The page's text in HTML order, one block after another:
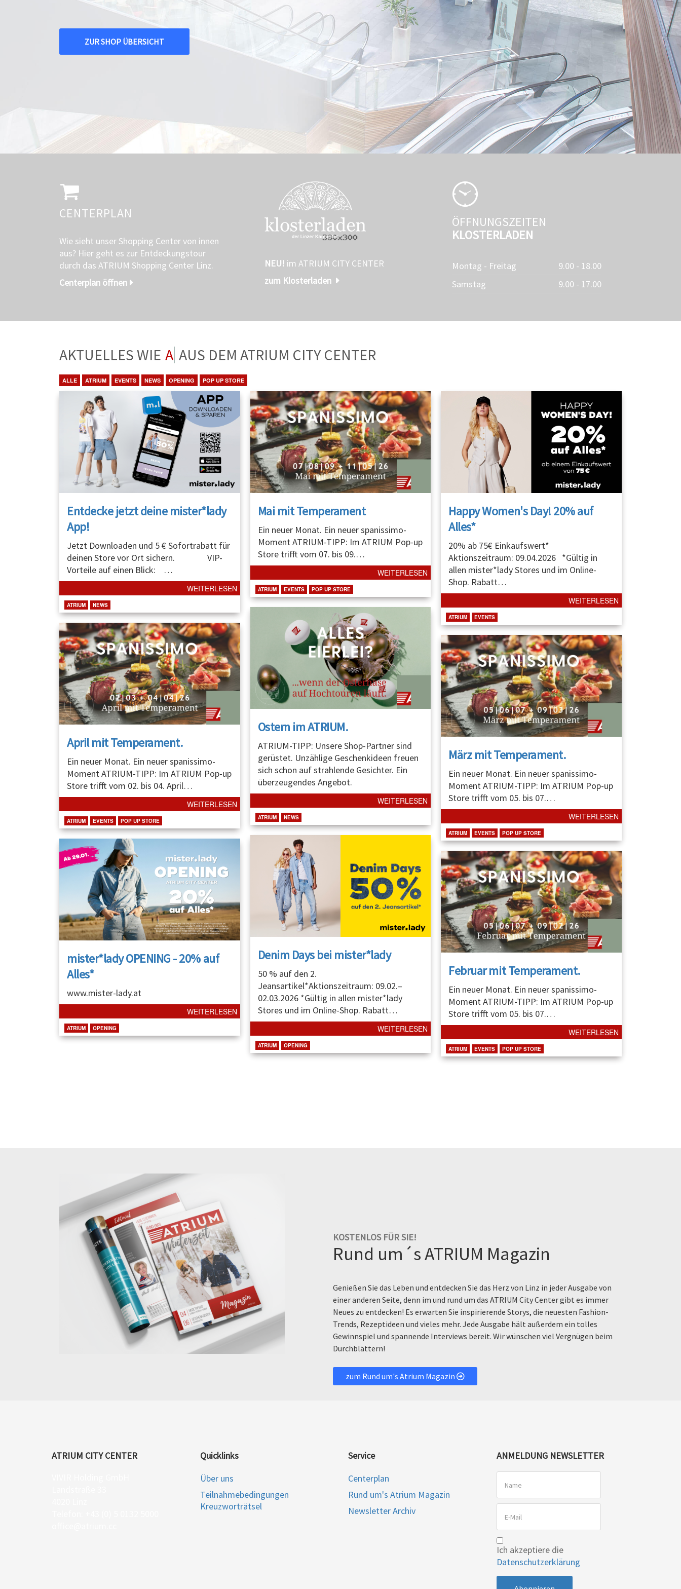
ZUR SHOP ÜBERSICHT
CENTERPLAN
Wie sieht unser Shopping Center von innen
aus? Hier geht es zur Entdeckungstour
durch das ATRIUM Shopping Center Linz.
Centerplan öffnen
NEU! im ATRIUM CITY CENTER
zum Klosterladen
ÖFFNUNGSZEITEN
KLOSTERLADEN
Montag - Freitag
9.00 - 18.00
Samstag
9.00 - 17.00
AKTUELLES WIE ANGEBOTE AUS DEM ATRIUM CITY CENTER
ALLE ATRIUM EVENTS NEWS OPENING POP UP STORE
Entdecke jetzt deine mister*lady
App!
Jetzt Downloaden und 5 € Sofortrabatt für
deinen Store vor Ort sichern. VIP-
Vorteile auf einen Blick: …
WEITERLESEN
ATRIUM NEWS
Mai mit Temperament
Ein neuer Monat. Ein neuer spanissimo-
Moment ATRIUM-TIPP: Im ATRIUM Pop-up
Store trifft vom 07. bis 09.…
WEITERLESEN
ATRIUM EVENTS POP UP STORE
Happy Women's Day! 20% auf
Alles*
20% ab 75€ Einkaufswert*
Aktionszeitraum: 09.04.2026 *Gültig in
allen mister*lady Stores und im Online-
Shop. Rabatt…
WEITERLESEN
ATRIUM EVENTS
Ostern im ATRIUM.
ATRIUM-TIPP: Unsere Shop-Partner sind
gerüstet. Unzählige Geschenkideen freuen
sich schon auf strahlende Gesichter. Ein
überzeugendes Angebot.
WEITERLESEN
ATRIUM NEWS
April mit Temperament.
Ein neuer Monat. Ein neuer spanissimo-
Moment ATRIUM-TIPP: Im ATRIUM Pop-up
Store trifft vom 02. bis 04. April…
WEITERLESEN
ATRIUM EVENTS POP UP STORE
März mit Temperament.
Ein neuer Monat. Ein neuer spanissimo-
Moment ATRIUM-TIPP: Im ATRIUM Pop-up
Store trifft vom 05. bis 07.…
WEITERLESEN
ATRIUM EVENTS POP UP STORE
Denim Days bei mister*lady
50 % auf den 2.
Jeansartikel*Aktionszeitraum: 09.02.–
02.03.2026 *Gültig in allen mister*lady
Stores und im Online-Shop. Rabatt…
WEITERLESEN
ATRIUM OPENING
mister*lady OPENING - 20% auf
Alles*
www.mister-lady.at
WEITERLESEN
ATRIUM OPENING
Februar mit Temperament.
Ein neuer Monat. Ein neuer spanissimo-
Moment ATRIUM-TIPP: Im ATRIUM Pop-up
Store trifft vom 05. bis 07.…
WEITERLESEN
ATRIUM EVENTS POP UP STORE
KOSTENLOS FÜR SIE!
Rund um´s ATRIUM Magazin
Genießen Sie das Leben und entdecken Sie das Herz von Linz in jeder Ausgabe von
einer anderen Seite, denn im und rund um das ATRIUM City Center gibt es immer
Neues zu entdecken! Es erwarten Sie inspirierende Storys, die neuesten Fashion-
Trends, Rezeptideen und vieles mehr. Jede Ausgabe hält außerdem ein tolles
Gewinnspiel und spannende Interviews bereit. Wir wünschen viel Vergnügen beim
Durchblättern!
zum Rund um's Atrium Magazin
ATRIUM CITY CENTER
Quicklinks
Über uns
Teilnahmebedingungen
Kreuzworträtsel
Service
Centerplan
Rund um's Atrium Magazin
Newsletter Archiv
ANMELDUNG NEWSLETTER
Ich akzeptiere die
Datenschutzerklärung